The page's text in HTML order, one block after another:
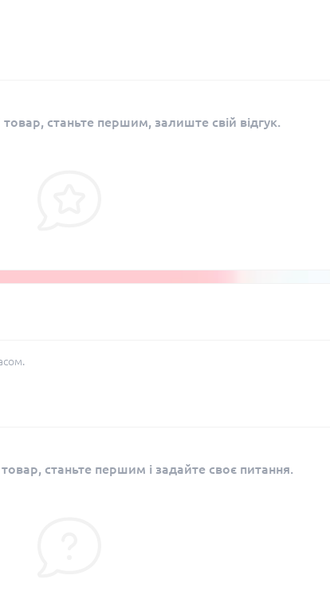
станьте першим, залиште свій відгук.
станьте першим і задайте своє питання.